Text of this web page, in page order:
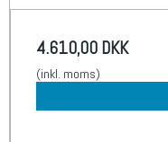
4.610,00 DKK
(inkl. moms)